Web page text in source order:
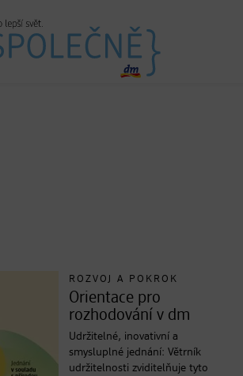
ROZVOJ A POKROK
Orientace pro
rozhodování v dm
Udržitelné, inovativní a
smysluplné jednání: Větrník
udržitelnosti zviditelňuje tyto